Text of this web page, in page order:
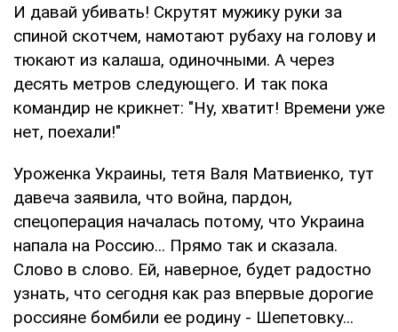
И давай убивать! Скрутят мужику руки за
спиной скотчем, намотают рубаху на голову и
тюкают из калаша, одиночными. А через
десять метров следующего. И так пока
командир не крикнет: "Ну, хватит! Времени уже
нет, поехали!"
Уроженка Украины, тетя Валя Матвиенко, тут
давеча заявила, что война, пардон,
спецоперация началась потому, что Украина
напала на Россию... Прямо так и сказала.
Слово в слово. Ей, наверное, будет радостно
узнать, что сегодня как раз впервые дорогие
россияне бомбили ее родину - Шепетовку...